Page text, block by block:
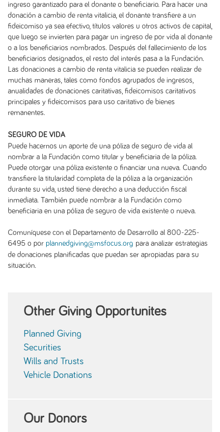
ingreso garantizado para el donante o beneficiario. Para hacer una
donación a cambio de renta vitalicia, el donante transfiere a un
fideicomiso ya sea efectivo, títulos valores u otros activos de capital,
que luego se invierten para pagar un ingreso de por vida al donante
o a los beneficiarios nombrados. Después del fallecimiento de los
beneficiarios designados, el resto del interés pasa a la Fundación.
Las donaciones a cambio de renta vitalicia se pueden realizar de
muchas maneras, tales como fondos agrupados de ingresos,
anualidades de donaciones caritativas, fideicomisos caritativos
principales y fideicomisos para uso caritativo de bienes
remanentes.
SEGURO DE VIDA
Puede hacernos un aporte de una póliza de seguro de vida al
nombrar a la Fundación como titular y beneficiaria de la póliza.
Puede otorgar una póliza existente o financiar una nueva. Cuando
transfiere la titularidad completa de la póliza a la organización
durante su vida, usted tiene derecho a una deducción fiscal
inmediata. También puede nombrar a la Fundación como
beneficiaria en una póliza de seguro de vida existente o nueva.
Comuníquese con el Departamento de Desarrollo al 800-225-
6495 o por plannedgiving@msfocus.org para analizar estrategias
de donaciones planificadas que puedan ser apropiadas para su
situación.
Other Giving Opportunites
Planned Giving
Securities
Wills and Trusts
Vehicle Donations
Our Donors